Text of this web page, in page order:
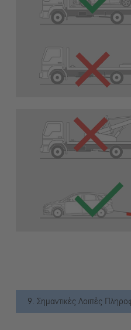
9. Σημαντικές Λοιπές